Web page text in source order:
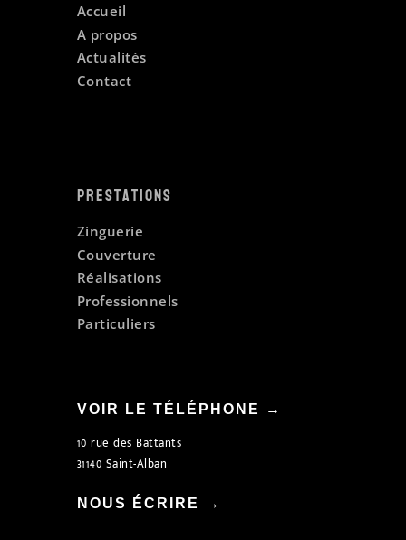
Accueil
A propos
Actualités
Contact
Prestations
Zinguerie
Couverture
Réalisations
Professionnels
Particuliers
VOIR LE TÉLÉPHONE →
10 rue des Battants
31140 Saint-Alban
NOUS ÉCRIRE →